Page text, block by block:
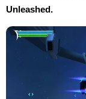
Unleashed.